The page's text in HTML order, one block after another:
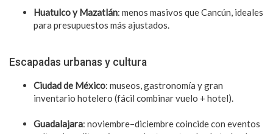
Huatulco y Mazatlán: menos masivos que Cancún, ideales
para presupuestos más ajustados.
Escapadas urbanas y cultura
Ciudad de México: museos, gastronomía y gran
inventario hotelero (fácil combinar vuelo + hotel).
Guadalajara: noviembre–diciembre coincide con eventos